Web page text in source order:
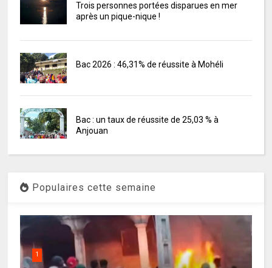
Trois personnes portées disparues en mer
après un pique-nique !
Bac 2026 : 46,31% de réussite à Mohéli
Bac : un taux de réussite de 25,03 % à
Anjouan
Populaires cette semaine
1